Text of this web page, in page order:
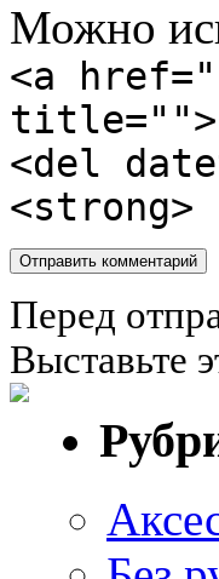
Можно
<a
title="">
<del
<strong>
Перед
Выставьте